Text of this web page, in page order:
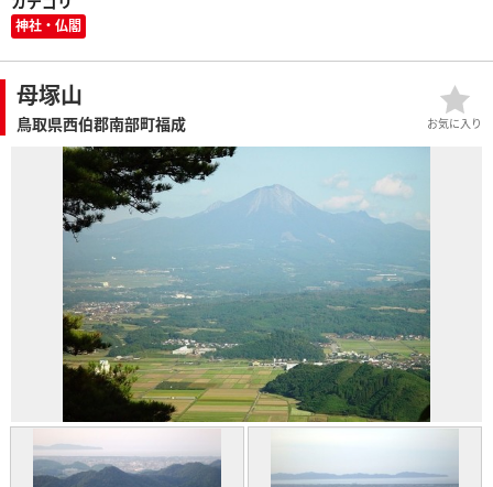
神社・仏閣
母塚山
鳥取県西伯郡南部町福成 お気に入り